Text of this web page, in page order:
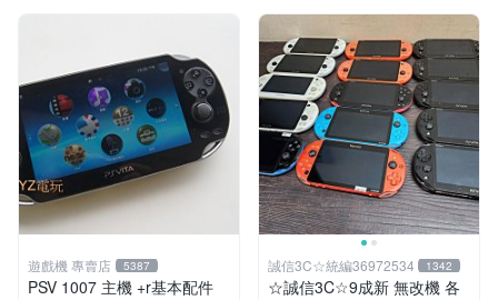
遊戲機 專賣店 5387
PSV 1007 主機 +r基本配件
誠信3C☆統編36972534 1342
☆誠信3C☆9成新 無改機 各